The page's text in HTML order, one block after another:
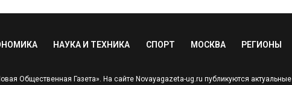
НАУКА И ТЕХНИКА СПОРТ МОСКВА РЕГИОНЫ
Общественная Газета». На сайте Novayagazeta-ug.ru публикуются актуальные